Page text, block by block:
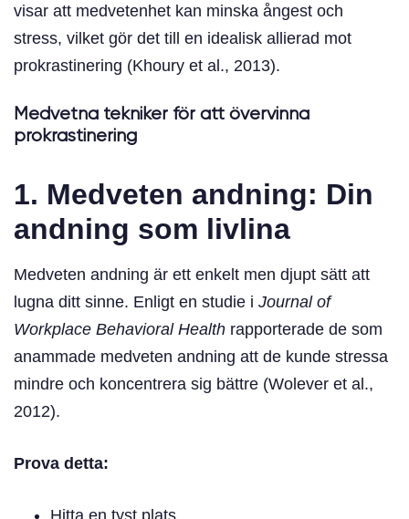
visar att medvetenhet kan minska ångest och
stress, vilket gör det till en idealisk allierad mot
prokrastinering (Khoury et al., 2013).
Medvetna tekniker för att övervinna
prokrastinering
1. Medveten andning: Din
andning som livlina
Medveten andning är ett enkelt men djupt sätt att
lugna ditt sinne. Enligt en studie i Journal of
Workplace Behavioral Health rapporterade de som
anammade medveten andning att de kunde stressa
mindre och koncentrera sig bättre (Wolever et al.,
2012).
Prova detta:
Hitta en tyst plats.